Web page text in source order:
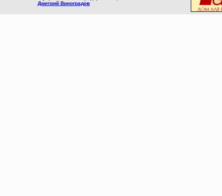
Дмитрий Виноградов